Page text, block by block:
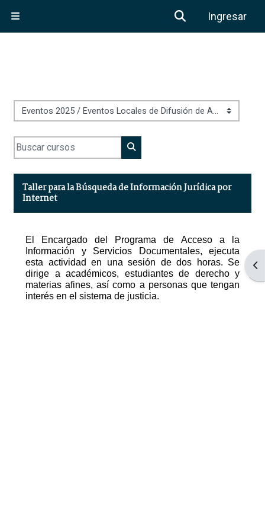
Activar o
Ingresar
Categorías
Buscar cursos
Buscar cursos
Taller para la Búsqueda de Información Jurídica por
Internet
El Encargado del Programa de Acceso a
la
Información y Servicios Documentales, ejecuta
esta actividad en una sesión de dos horas. Se
dirige a académicos, estudiantes de derecho y
materias afines, así como a personas que tengan
interés en el sistema de justicia.